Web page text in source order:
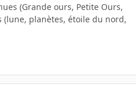
(Grande ours, Petite Ours,
(lune, planètes, étoile du nord,